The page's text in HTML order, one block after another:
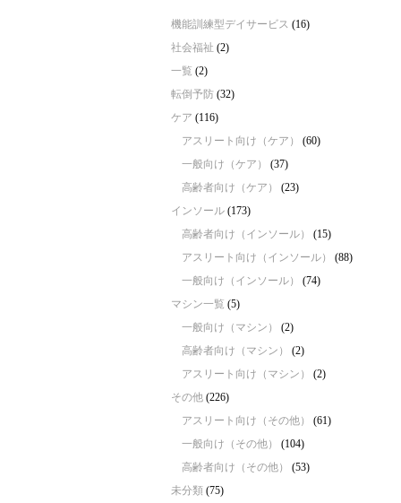
機能訓練型デイサービス (16)
社会福祉 (2)
一覧 (2)
転倒予防 (32)
ケア (116)
アスリート向け（ケア）
(60)
一般向け（ケア）
(37)
高齢者向け（ケア）
(23)
インソール (173)
高齢者向け（インソール）
(15)
アスリート向け（インソール）
(88)
一般向け（インソール）
(74)
マシン一覧 (5)
一般向け（マシン）
(2)
高齢者向け（マシン）
(2)
アスリート向け（マシン）
(2)
その他 (226)
アスリート向け（その他）
(61)
一般向け（その他）
(104)
高齢者向け（その他）
(53)
未分類 (75)